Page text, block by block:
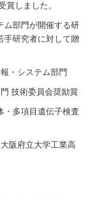
賞しました。
部門が開催する研
手研究者に対して贈
・システム部門
技術委員会奨励賞
・多項目遺伝子検査
阪府立大学工業高